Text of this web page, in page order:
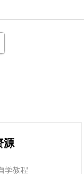
源
学教程